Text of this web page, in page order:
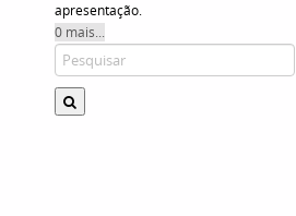
apresentação.
0 mais...